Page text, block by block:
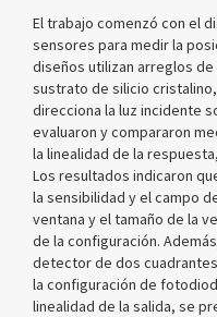
El trabajo comenzó con el
sensores para medir la
diseños utilizan arreglos
sustrato de silicio
direcciona la luz incidente
evaluaron y compararon
la linealidad de la
Los resultados indicaron
la sensibilidad y el campo
ventana y el tamaño de la
de la configuración.
detector de dos
la configuración de
linealidad de la salida, se